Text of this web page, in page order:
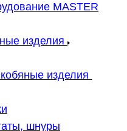
MASTER
изделия
изделия
шнуры